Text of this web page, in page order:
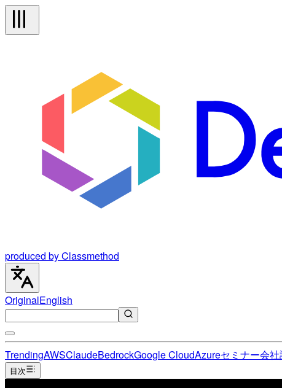
produced by Classmethod
OriginalEnglish
TrendingAWSClaudeBedrockGoogle CloudAzureセミナー会社
目次